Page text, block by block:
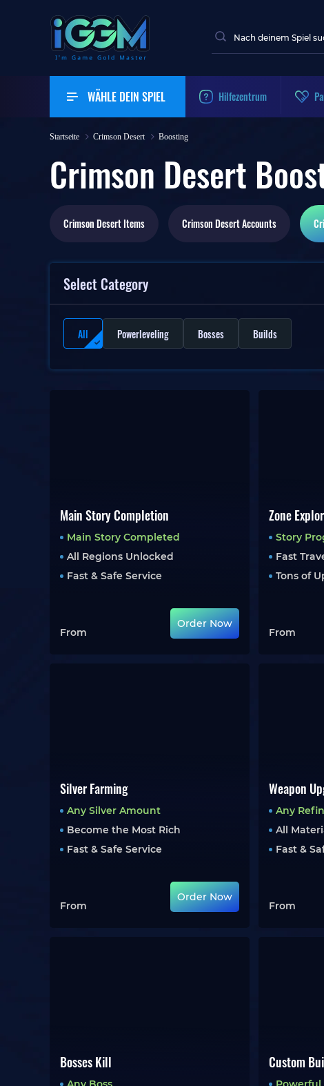
WÄHLE DEIN SPIEL Hilfezentrum
Startseite Crimson Desert Boosting
Crimson Desert
Crimson DesertItems Crimson DesertAccounts
Select Category
All Powerleveling Bosses Builds
Main Story Completion
Main Story Completed
All Regions Unlocked
Fast & Safe Service
From
Order Now
Zone
Story
Fast
Tons of
From
Silver Farming
Any Silver Amount
Become the Most Rich
Fast & Safe Service
From
Order Now
Weapon
Any
All
Fast &
From
Bosses Kill Custom